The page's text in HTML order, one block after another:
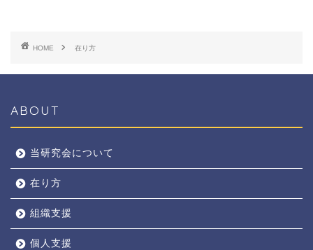
HOME 在り方
ABOUT
当研究会について
在り方
組織支援
個人支援